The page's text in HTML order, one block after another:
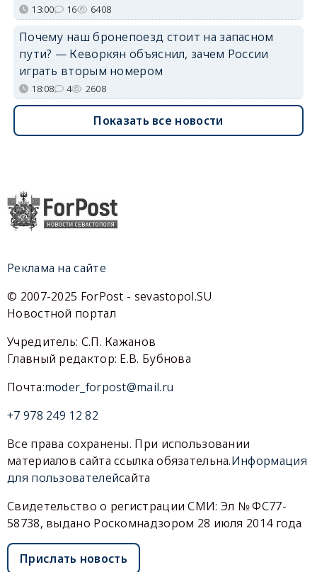
13:00 16 6408
Почему наш бронепоезд стоит на запасном
пути? — Кеворкян объяснил, зачем России
играть вторым номером
18:08 4 2608
Показать все новости
Реклама на сайте
© 2007-2025 ForPost - sevastopol.SU
Новостной портал
Учредитель: С.П. Кажанов
Главный редактор: Е.В. Бубнова
Почта:moder_forpost@mail.ru
+7 978 249 12 82
Все права сохранены. При использовании
материалов сайта ссылка обязательна.Информация
для пользователейсайта
Свидетельство о регистрации СМИ: Эл № ФС77-
58738, выдано Роскомнадзором 28 июля 2014 года
Прислать новость